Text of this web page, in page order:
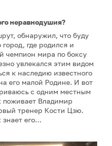
неравнодушия?
обнаружил, что буду
где родился и
чемпион мира по боксу
увлекался этим видом
к наследию известного
его малой Родине. И вот
с одним местным
Владимир
тренер Кости Цзю.
знает его…